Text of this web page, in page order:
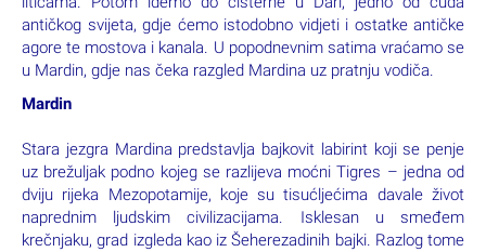
antičkog svijeta, gdje ćemo istodobno vidjeti i ostatke antičke
agore te mostova i kanala. U popodnevnim satima vraćamo se
u Mardin, gdje nas čeka razgled Mardina uz pratnju vodiča.
Mardin
Stara jezgra Mardina predstavlja bajkovit labirint koji se penje
uz brežuljak podno kojeg se razlijeva moćni Tigres – jedna od
dviju rijeka Mezopotamije, koje su tisućljećima davale život
naprednim ljudskim civilizacijama. Isklesan u smeđem
krečnjaku, grad izgleda kao iz Šeherezadinih bajki. Razlog tome